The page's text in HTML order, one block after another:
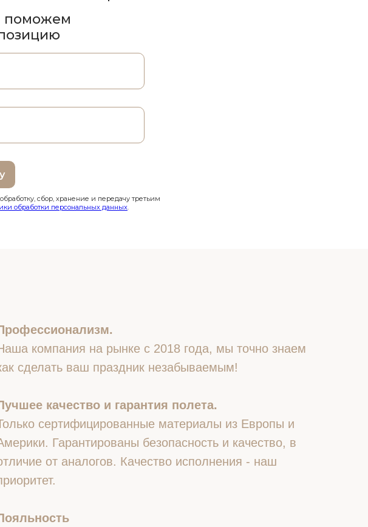
поможем
сбор, хранение и передачу третьим
обработки персональных данных.
компания на рынке с 2018 года, мы точно знаем
сделать ваш праздник незабываемым!
качество и гарантия полета.
сертифицированные материалы из Европы и
Гарантированы безопасность и качество, в
от аналогов. Качество исполнения - наш